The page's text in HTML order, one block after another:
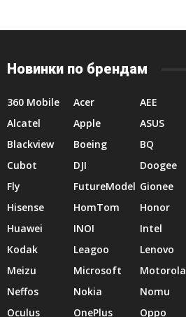
Новинки по брендам
360 Mobile Acer AEE
Alcatel
Apple ASUS
Blackview
Boeing BQ
Cubot
DJI Doogee
Fly
FutureModel Gionee
Hisense
HomTom Honor
Huawei
INOI Intel
Kodak
Leagoo Lenovo
Meizu
Microsoft Motorola
Neffos
Nokia Nomu
Oculus
OnePlus Oppo